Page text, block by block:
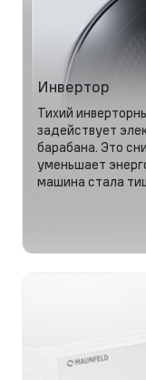
Инвертор
Тихий
задействует
барабана. Это
уменьшает
машина стала